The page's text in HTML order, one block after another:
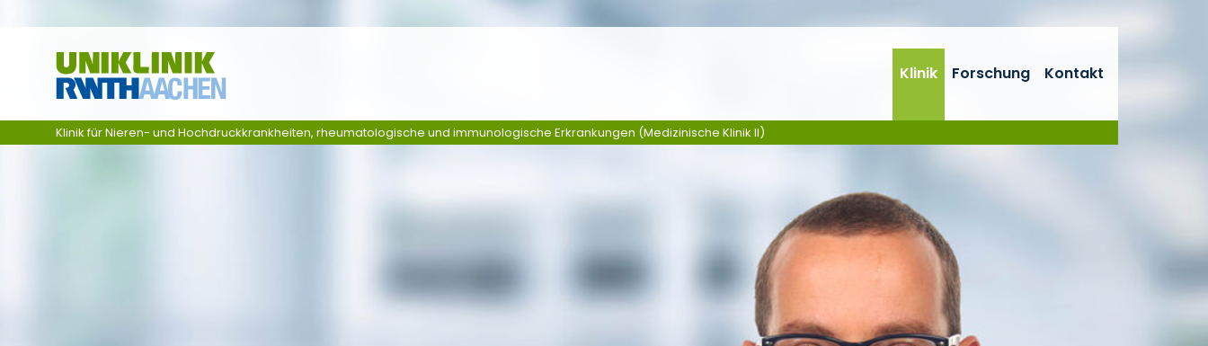
Klinik Forschung Kontakt
Klinik für Nieren- und Hochdruckkrankheiten, rheumatologische und immunologische Erkrankungen (Medizinische Klinik II)